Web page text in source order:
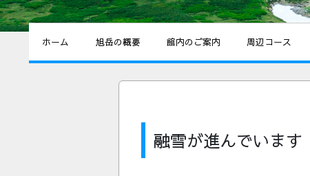
ホーム 旭岳の概要 館内のご案内 周辺コース
融雪が進んでいます